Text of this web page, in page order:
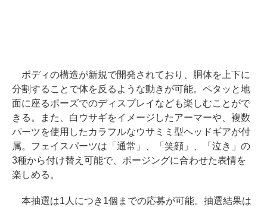
ボディの構造が新規で開発されており、胴体を上下に
分割することで体を反るような動きが可能。ペタッと地
面に座るポーズでのディスプレイなども楽しむことがで
きる。また、白ウサギをイメージしたアーマーや、複数
パーツを使用したカラフルなウサミミ型ヘッドギアが付
属。フェイスパーツは「通常」、「笑顔」、「泣き」の
3種から付け替え可能で、ポージングに合わせた表情を
楽しめる。
本抽選は1人につき1個までの応募が可能。抽選結果は